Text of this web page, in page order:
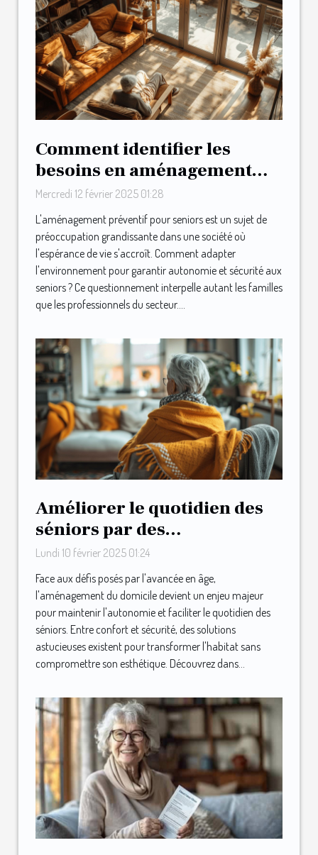
Comment identifier les
besoins en aménagement
préventif pour seniors
Mercredi 12 février 2025 01:28
L'aménagement préventif pour seniors est un sujet de
préoccupation grandissante dans une société où
l'espérance de vie s'accroît. Comment adapter
l'environnement pour garantir autonomie et sécurité aux
seniors ? Ce questionnement interpelle autant les familles
que les professionnels du secteur....
Améliorer le quotidien des
séniors par des
aménagements maison
astucieux
Lundi 10 février 2025 01:24
Face aux défis posés par l'avancée en âge,
l'aménagement du domicile devient un enjeu majeur
pour maintenir l'autonomie et faciliter le quotidien des
séniors. Entre confort et sécurité, des solutions
astucieuses existent pour transformer l'habitat sans
compromettre son esthétique. Découvrez dans...